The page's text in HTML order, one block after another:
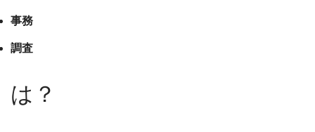
事務
調査
は？